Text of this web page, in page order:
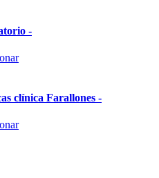
-
clínica Farallones -